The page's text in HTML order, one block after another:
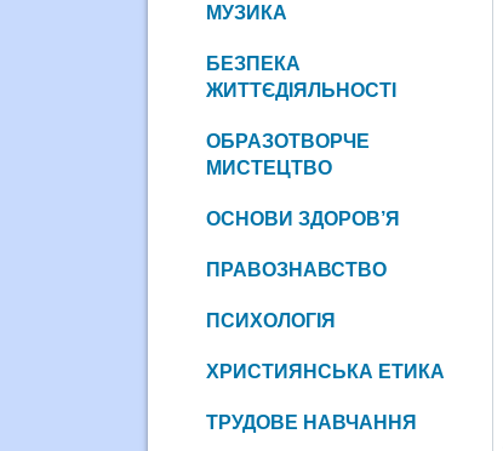
МУЗИКА
БЕЗПЕКА
ЖИТТЄДІЯЛЬНОСТІ
ОБРАЗОТВОРЧЕ
МИСТЕЦТВО
ОСНОВИ ЗДОРОВ’Я
ПРАВОЗНАВСТВО
ПСИХОЛОГІЯ
ХРИСТИЯНСЬКА ЕТИКА
ТРУДОВЕ НАВЧАННЯ